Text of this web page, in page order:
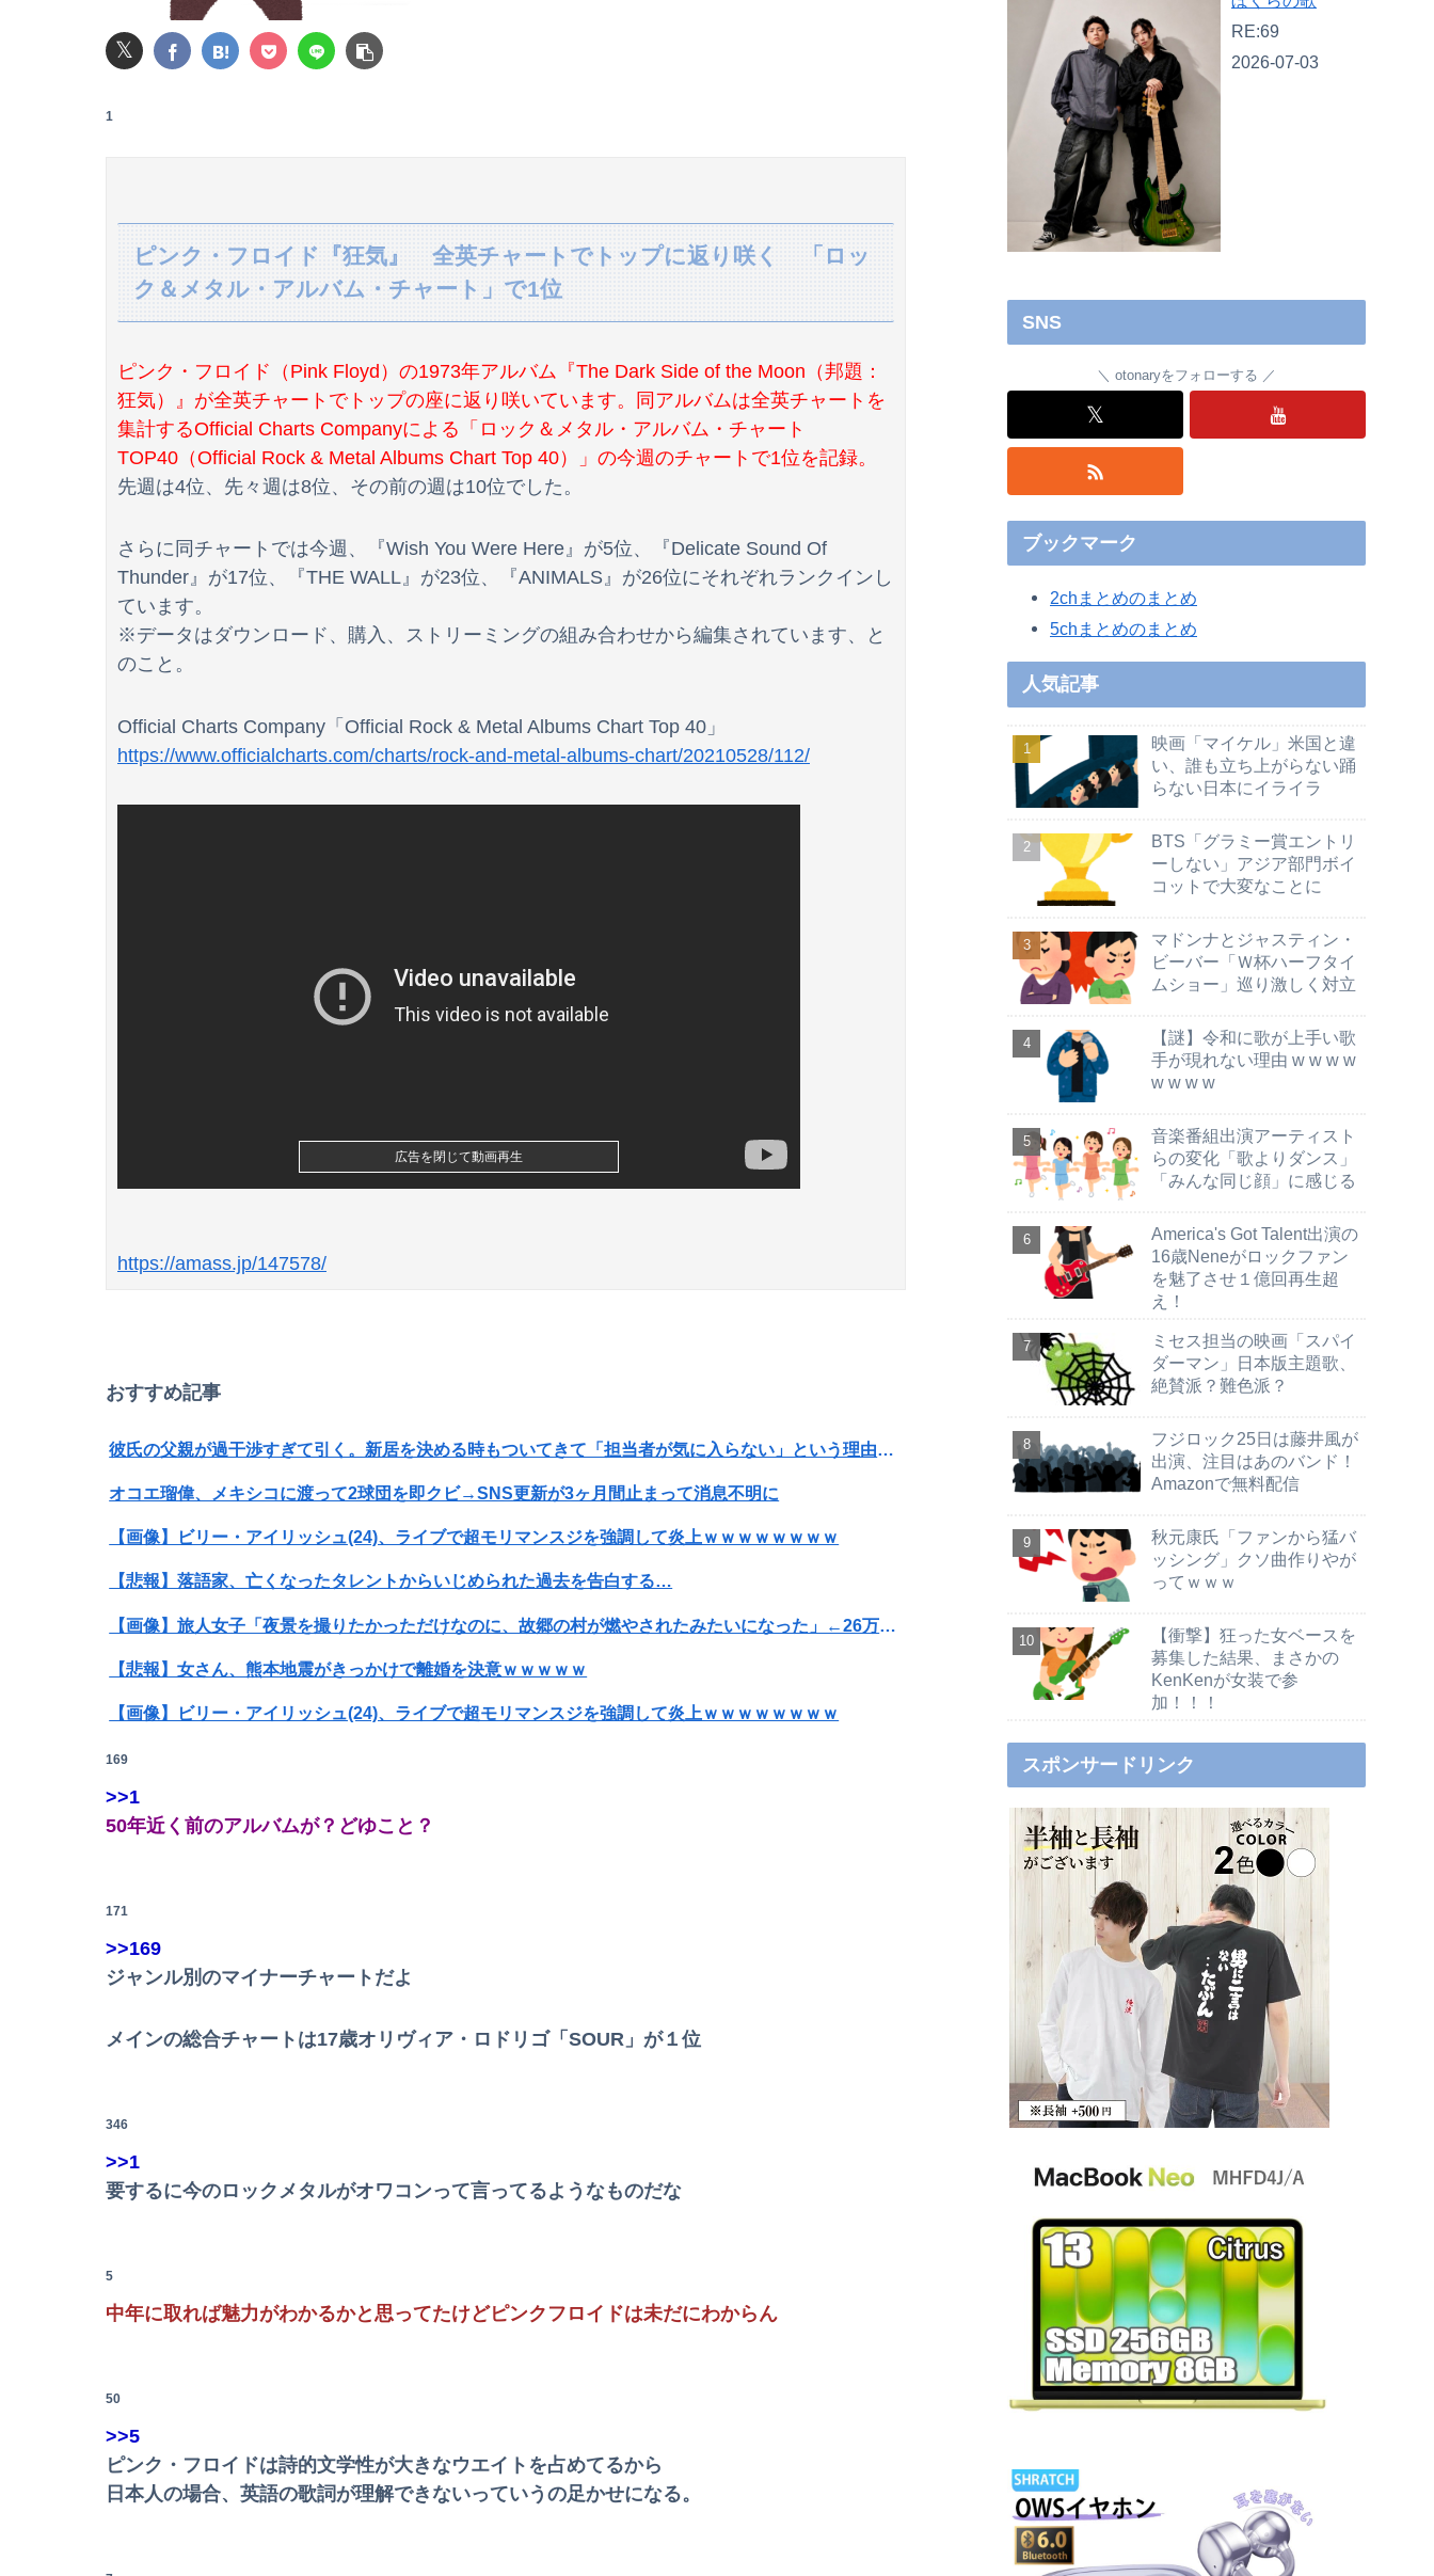
高校の同級生とは付き合いきれない。二度とこっちから連絡しないし誘われても断る
【画像】卓球の橋本帆乃香さん、胸がデカすぎる ※乳揺れGIFあり
【画像】JKの着替え流出してしまうｗｗｗwｗｗｗｗｗｗｗｗ❤
【画像】どのくノ一を快楽責めしたいｗｗｗｗｗ
【物議】倉田真由美さん「警官を非難する人間は、一体誰の命を守りたいのか」
【闇深】NHK職員が番組出演タレントから性被害にあっていたことが発覚してしまう・・・
【画像】イキ人形と呼ばれる17歳女性 この身体どうなってるの [828293379]
【速報】NHK職員が番組出演者から性被害
𝕏
1
ピンク・フロイド『狂気』 全英チャートでトップに返り咲く 「ロッ
ク＆メタル・アルバム・チャート」で1位
ピンク・フロイド（Pink Floyd）の1973年アルバム『The Dark Side of the Moon（邦題：
狂気）』が全英チャートでトップの座に返り咲いています。同アルバムは全英チャートを
集計するOfficial Charts Companyによる「ロック＆メタル・アルバム・チャート
TOP40（Official Rock & Metal Albums Chart Top 40）」の今週のチャートで1位を記録。
先週は4位、先々週は8位、その前の週は10位でした。
さらに同チャートでは今週、『Wish You Were Here』が5位、『Delicate Sound Of
Thunder』が17位、『THE WALL』が23位、『ANIMALS』が26位にそれぞれランクインし
ています。
※データはダウンロード、購入、ストリーミングの組み合わせから編集されています、と
のこと。
Official Charts Company「Official Rock & Metal Albums Chart Top 40」
https://www.officialcharts.com/charts/rock-and-metal-albums-chart/20210528/112/
https://amass.jp/147578/
おすすめ記事
彼氏の父親が過干渉すぎて引く。新居を決める時もついてきて「担当者が気に入らない」という理由で白紙にされた。最近は彼氏抜きで私に会いたがりメールの量が半端ない
オコエ瑠偉、メキシコに渡って2球団を即クビ→SNS更新が3ヶ月間止まって消息不明に
【画像】ビリー・アイリッシュ(24)、ライブで超モリマンスジを強調して炎上ｗｗｗｗｗｗｗｗ
【悲報】落語家、亡くなったタレントからいじめられた過去を告白する…
【画像】旅人女子「夜景を撮りたかっただけなのに、故郷の村が燃やされたみたいになった」←26万ｲｲﾈｗｗｗｗ
【悲報】女さん、熊本地震がきっかけで離婚を決意ｗｗｗｗｗ
【画像】ビリー・アイリッシュ(24)、ライブで超モリマンスジを強調して炎上ｗｗｗｗｗｗｗｗ
【画像】ロシアの18号コスプレイヤーさんが本物以上！！！！！！⇒！！
【悲報】女さん、熊本地震がきっかけで離婚を決意ｗｗｗｗｗ
【画像】卓球の橋本帆乃香さん、胸がデカすぎる ※乳揺れGIFあり
夜中に手渡された人形、その名は「みっちゃん」…人形にまつわる傑作7選
ブラジル「日本人を満載したトラックのように扱え」→ 差別として問題に→ 「一般的表現！」と弁明
【画像】どのくノ一を快楽責めしたいｗｗｗｗｗ
【闇深】NHK職員が番組出演タレントから性被害にあっていたことが発覚してしまう・・・
ナマポ無職「お前ら全員ぶっ殺しに行ってやる」電話でナマポの打ち切り伝えられ市職員を脅す
169
>>1
50年近く前のアルバムが？どゆこと？
171
>>169
ジャンル別のマイナーチャートだよ
メインの総合チャートは17歳オリヴィア・ロドリゴ「SOUR」が１位
346
>>1
要するに今のロックメタルがオワコンって言ってるようなものだな
5
中年に取れば魅力がわかるかと思ってたけどピンクフロイドは未だにわからん
50
>>5
ピンク・フロイドは詩的文学性が大きなウエイトを占めてるから
日本人の場合、英語の歌詞が理解できないっていうの足かせになる。
RE:69
2026-07-03
SNS
otonaryをフォローする
𝕏
ブックマーク
2chまとめのまとめ
5chまとめのまとめ
人気記事
映画「マイケル」米国と違
い、誰も立ち上がらない踊
らない日本にイライラ
BTS「グラミー賞エントリ
ーしない」アジア部門ボイ
コットで大変なことに
マドンナとジャスティン・
ビーバー「Ｗ杯ハーフタイ
ムショー」巡り激しく対立
【謎】令和に歌が上手い歌
手が現れない理由 w w w w
w w w w
音楽番組出演アーティスト
らの変化「歌よりダンス」
「みんな同じ顔」に感じる
America's Got Talent出演の
16歳Neneがロックファン
を魅了させ１億回再生超
え！
ミセス担当の映画「スパイ
ダーマン」日本版主題歌、
絶賛派？難色派？
フジロック25日は藤井風が
出演、注目はあのバンド！
Amazonで無料配信
秋元康氏「ファンから猛バ
ッシング」クソ曲作りやが
ってｗｗｗ
【衝撃】狂った女ベースを
募集した結果、まさかの
KenKenが女装で参
加！！！
スポンサードリンク
広告を閉じて動画再生